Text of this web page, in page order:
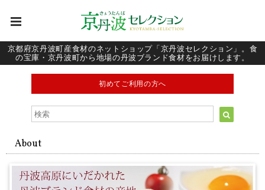
京都府京丹波町産食材のネットショップ「京丹波セレクション」。食
の宝庫・京丹波町から地場の丹波ブランド食材をお届けします。
初めてご利用の方へ
About